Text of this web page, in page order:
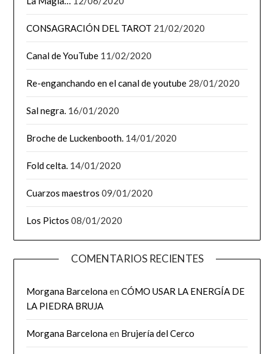
CONSAGRACIÓN DEL TAROT 21/02/2020
Canal de YouTube 11/02/2020
Re-enganchando en el canal de youtube 28/01/2020
Sal negra. 16/01/2020
Broche de Luckenbooth. 14/01/2020
Fold celta. 14/01/2020
Cuarzos maestros 09/01/2020
Los Pictos 08/01/2020
COMENTARIOS RECIENTES
Morgana BarcelonaenCÓMO USAR LA ENERGÍA DE
LA PIEDRA BRUJA
Morgana Barcelonaen Brujería del Cerco